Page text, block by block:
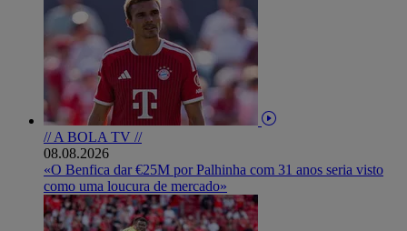
// A BOLA TV //
08.08.2026
«O Benfica dar €25M por Palhinha com 31 anos seria visto
como uma loucura de mercado»